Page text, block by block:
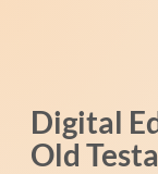
Digital
Old